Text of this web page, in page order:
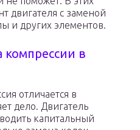
двигателя с заменой
и других элементов.
компрессии в
отличается в
дело. Двигатель
капитальный